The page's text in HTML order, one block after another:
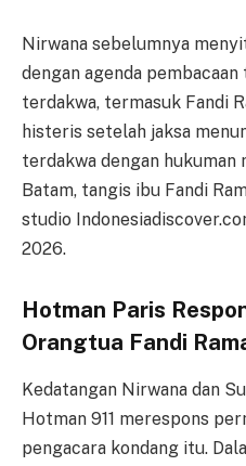
Nirwana sebelumnya
dengan agenda
terdakwa, termasuk Fandi
histeris setelah jaksa
terdakwa dengan hukuman
Batam, tangis ibu Fandi
studio
2026.
Hotman Paris
Orangtua Fandi
Kedatangan Nirwana dan
Hotman 911 merespons
pengacara kondang itu.